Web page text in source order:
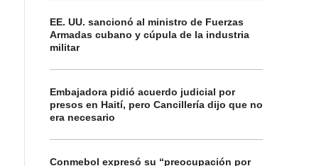
EE. UU. sancionó al ministro de Fuerzas
Armadas cubano y cúpula de la industria
militar
Embajadora pidió acuerdo judicial por
presos en Haití, pero Cancillería dijo que no
era necesario
Conmebol expresó su “preocupación por